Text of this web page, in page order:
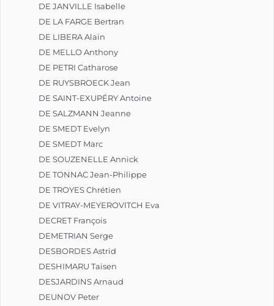
DE JANVILLE Isabelle
DE LA FARGE Bertran
DE LIBERA Alain
DE MELLO Anthony
DE PETRI Catharose
DE RUYSBROECK Jean
DE SAINT-EXUPÉRY Antoine
DE SALZMANN Jeanne
DE SMEDT Evelyn
DE SMEDT Marc
DE SOUZENELLE Annick
DE TONNAC Jean-Philippe
DE TROYES Chrétien
DE VITRAY-MEYEROVITCH Eva
DECRET François
DEMETRIAN Serge
DESBORDES Astrid
DESHIMARU Taisen
DESJARDINS Arnaud
DEUNOV Peter